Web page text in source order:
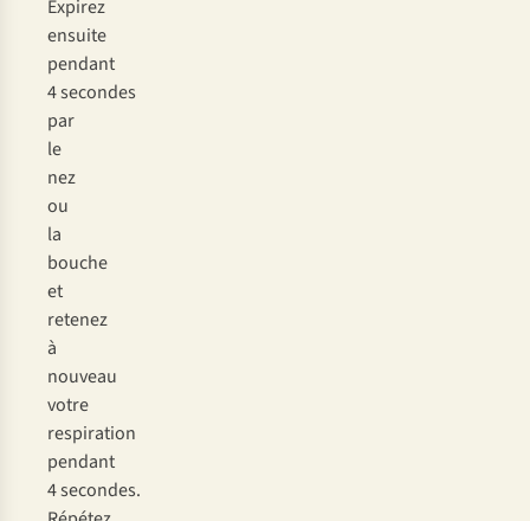
Expirez
ensuite
pendant
4 secondes
par
le
nez
ou
la
bouche
et
retenez
à
nouveau
votre
respiration
pendant
4 secondes.